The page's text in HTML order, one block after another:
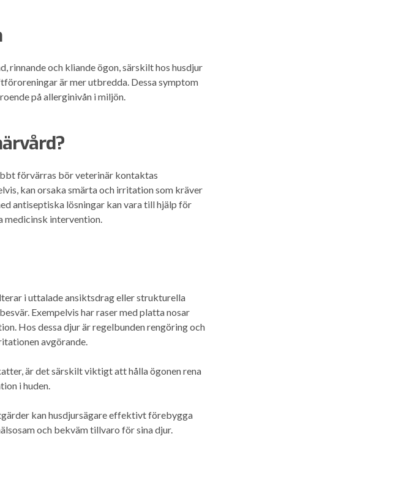
rinnande och kliande ögon, särskilt hos husdjur
är mer utbredda. Dessa symptom
på allerginivån i miljön.
förvärras bör veterinär kontaktas
kan orsaka smärta och irritation som kräver
antiseptiska lösningar kan vara till hjälp för
medicinsk intervention.
i uttalade ansiktsdrag eller strukturella
Exempelvis har raser med platta nosar
Hos dessa djur är regelbunden rengöring och
avgörande.
är det särskilt viktigt att hålla ögonen rena
i huden.
kan husdjursägare effektivt förebygga
och bekväm tillvaro för sina djur.